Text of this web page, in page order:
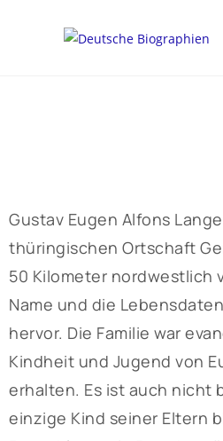
Gustav Eugen Alfons
thüringischen Ortschaft
50 Kilometer nordwestlich
Name und die
hervor. Die Familie war
Kindheit und Jugend von
erhalten. Es ist auch nicht
einzige Kind seiner Eltern